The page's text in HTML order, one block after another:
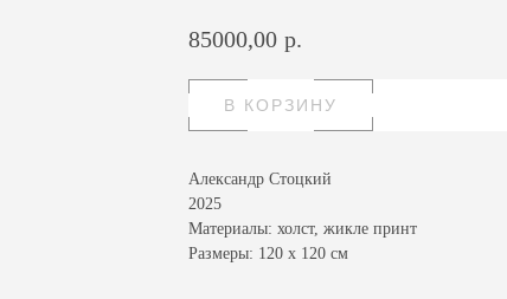
85000,00 р.
В КОРЗИНУ
Александр Стоцкий
2025
Материалы: холст, жикле принт
Размеры: 120 х 120 см